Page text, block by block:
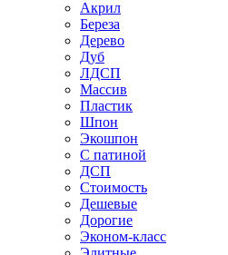
Акрил
Береза
Дерево
Дуб
ЛДСП
Массив
Пластик
Шпон
Экошпон
С патиной
ДСП
Стоимость
Дешевые
Дорогие
Эконом-класс